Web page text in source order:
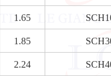
1.65
1.85
2.24